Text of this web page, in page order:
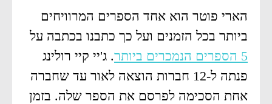
הארי פוטר הוא אחד הספרים המרוויחים
ביותר בכל הזמנים ועל כך כתבנו בכתבה על
5 הספרים הנמכרים ביותר
. ג'יי קיי רולינג
פנתה ל-12 חברות הוצאה לאור עד שחברה
אחת הסכימה לפרסם את הספר שלה. בזמן